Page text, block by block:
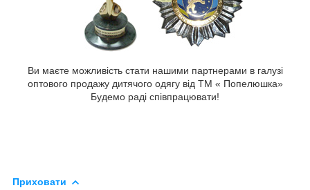
Ви маєте можливість стати нашими партнерами в галузі
оптового продажу дитячого одягу від ТМ « Попелюшка»
Будемо раді співпрацювати!
Приховати